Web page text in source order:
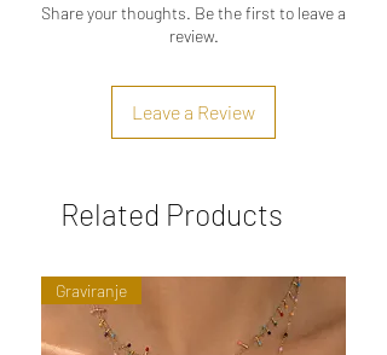
Share your thoughts. Be the first to leave a
review.
Leave a Review
Related Products
Graviranje